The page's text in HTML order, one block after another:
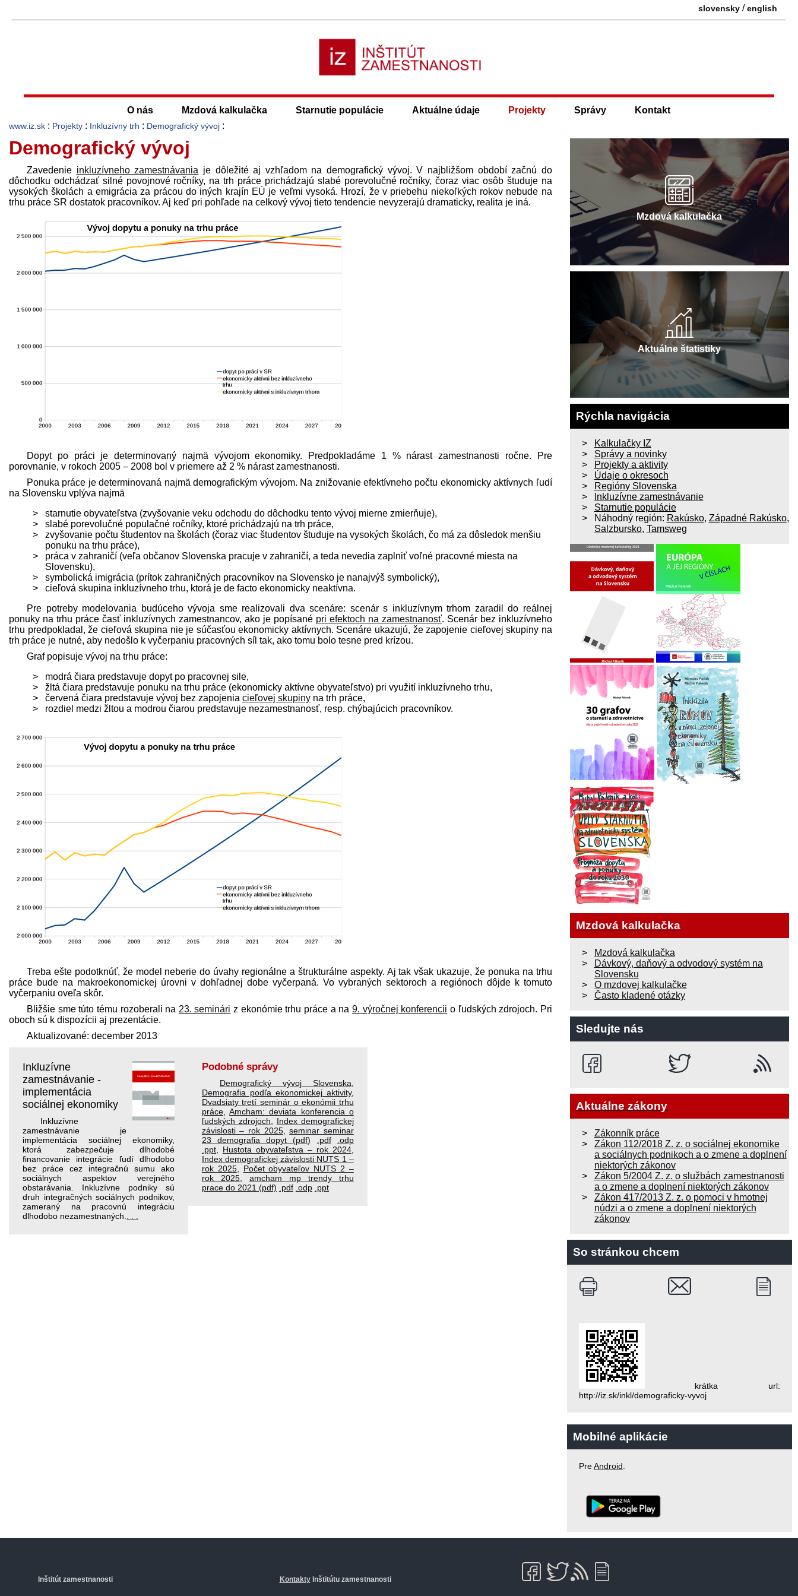
slovensky /english
O nás Mzdová kalkulačka Starnutie populácie Aktuálne údaje Projekty Správy Kontakt
www.iz.sk : Projekty : Inkluzívny trh : Demografický vývoj :
Demografický vývoj
Zavedenie inkluzívneho zamestnávania je dôležité aj vzhľadom na demografický vývoj. V najbližšom období začnú do
dôchodku odchádzať silné povojnové ročníky, na trh práce prichádzajú slabé porevolučné ročníky, čoraz viac osôb študuje na
vysokých školách a emigrácia za prácou do iných krajín EÚ je veľmi vysoká. Hrozí, že v priebehu niekoľkých rokov nebude na
trhu práce SR dostatok pracovníkov. Aj keď pri pohľade na celkový vývoj tieto tendencie nevyzerajú dramaticky, realita je iná.
Dopyt po práci je determinovaný najmä vývojom ekonomiky. Predpokladáme 1 % nárast zamestnanosti ročne. Pre
porovnanie, v rokoch 2005 – 2008 bol v priemere až 2 % nárast zamestnanosti.
Ponuka práce je determinovaná najmä demografickým vývojom. Na znižovanie efektívneho počtu ekonomicky aktívnych ľudí
na Slovensku vplýva najmä
starnutie obyvateľstva (zvyšovanie veku odchodu do dôchodku tento vývoj mierne zmierňuje),
slabé porevolučné populačné ročníky, ktoré prichádzajú na trh práce,
zvyšovanie počtu študentov na školách (čoraz viac študentov študuje na vysokých školách, čo má za dôsledok menšiu
ponuku na trhu práce),
práca v zahraničí (veľa občanov Slovenska pracuje v zahraničí, a teda nevedia zaplniť voľné pracovné miesta na
Slovensku),
symbolická imigrácia (prítok zahraničných pracovníkov na Slovensko je nanajvýš symbolický),
cieľová skupina inkluzívneho trhu, ktorá je de facto ekonomicky neaktívna.
Pre potreby modelovania budúceho vývoja sme realizovali dva scenáre: scenár s inkluzívnym trhom zaradil do reálnej
ponuky na trhu práce časť inkluzívnych zamestnancov, ako je popísané pri efektoch na zamestnanosť. Scenár bez inkluzívneho
trhu pred­pokladal, že cieľová skupina nie je súčasťou ekonomicky aktívnych. Scenáre ukazujú, že zapojenie cieľovej skupiny na
trh práce je nutné, aby nedošlo k vyčerpaniu pracovných síl tak, ako tomu bolo tesne pred krízou.
Graf popisuje vývoj na trhu práce:
modrá čiara pred­stavuje dopyt po pracovnej sile,
žltá čiara pred­stavuje ponuku na trhu práce (ekonomicky aktívne obyvateľstvo) pri využití inkluzívneho trhu,
červená čiara pred­stavuje vývoj bez zapojenia cieľovej skupinyna trh práce,
rozdiel medzi žltou a modrou čiarou pred­stavuje nezamestnanosť, resp. chýbajúcich pracovníkov.
Treba ešte podotknúť, že model neberie do úvahy regionálne a štrukturálne aspekty. Aj tak však ukazuje, že ponuka na trhu
práce bude na makroekonomickej úrovni v dohľadnej dobe vyčerpaná. Vo vybraných sektoroch a regiónoch dôjde k tomuto
vyčerpaniu oveľa skôr.
Bližšie sme túto tému rozoberali na 23. seminári z ekonómie trhu práce a na 9. výročnej konferencii o ľudských zdrojoch. Pri
oboch sú k dispozícii aj prezentácie.
Aktualizované: december 2013
Inkluzívne
zamestnávanie -
implementácia
sociálnej ekonomiky
Inkluzívne
zamestnávanie je
implementácia sociálnej ekonomiky,
ktorá zabezpečuje dlhodobé
financovanie integrácie ľudí dlhodobo
bez práce cez integračnú sumu ako
sociálnych aspektov verejného
obstarávania. Inkluzívne podniky sú
druh integračných sociálnych podnikov,
zameraný na pracovnú integráciu
dlhodobo nezamestnaných.
Podobné správy
Demografický vývoj Slovenska
Demografia podľa ekonomickej aktivity,
Dvadsiaty tretí seminár o ekonómii trhu
práce,Amcham: deviata konferencia o
ľudských zdrojoch
Index demografickej
závislosti – rok 2025,seminar seminar
23 demografia dopyt (pdf)
.pdf
.odp
.ppt, Hustota obyvateľstva – rok 2024,
Index demografickej závislosti NUTS 1 –
rok 2025, Počet obyvateľov NUTS 2 –
rok 2025, amcham mp trendy trhu
prace do 2021 (pdf)
.pdf .odp .ppt
Mzdová kalkulačka
Aktuálne štatistiky
Rýchla navigácia
Kalkulačky IZ
Správy a novinky
Projekty a aktivity
Údaje o okresoch
Regióny Slovenska
Inkluzívne zamestnávanie
Starnutie populácie
Náhodný región: Rakúsko, Západné Rakúsko,
Salzbursko, Tamsweg
Mzdová kalkulačka
Mzdová kalkulačka
Dávkový, daňový a odvodový systém na
Slovensku
O mzdovej kalkulačke
Často kladené otázky
Sledujte nás
Aktuálne zákony
Zákonník práce
Zákon 112/2018 Z. z. o sociálnej ekonomike
a sociálnych podnikoch a o zmene a doplnení
niektorých zákonov
Zákon 5/2004 Z. z. o službách zamestnanosti
a o zmene a doplnení niektorých zákonov
Zákon 417/2013 Z. z. o pomoci v hmotnej
núdzi a o zmene a doplnení niektorých
zákonov
So stránkou chcem
krátka url:
http://iz.sk/inkl/demograficky-vyvoj
Mobilné aplikácie
PreAndroid
Inštitút zamestnanosti KontaktyInštitútu zamestnanosti